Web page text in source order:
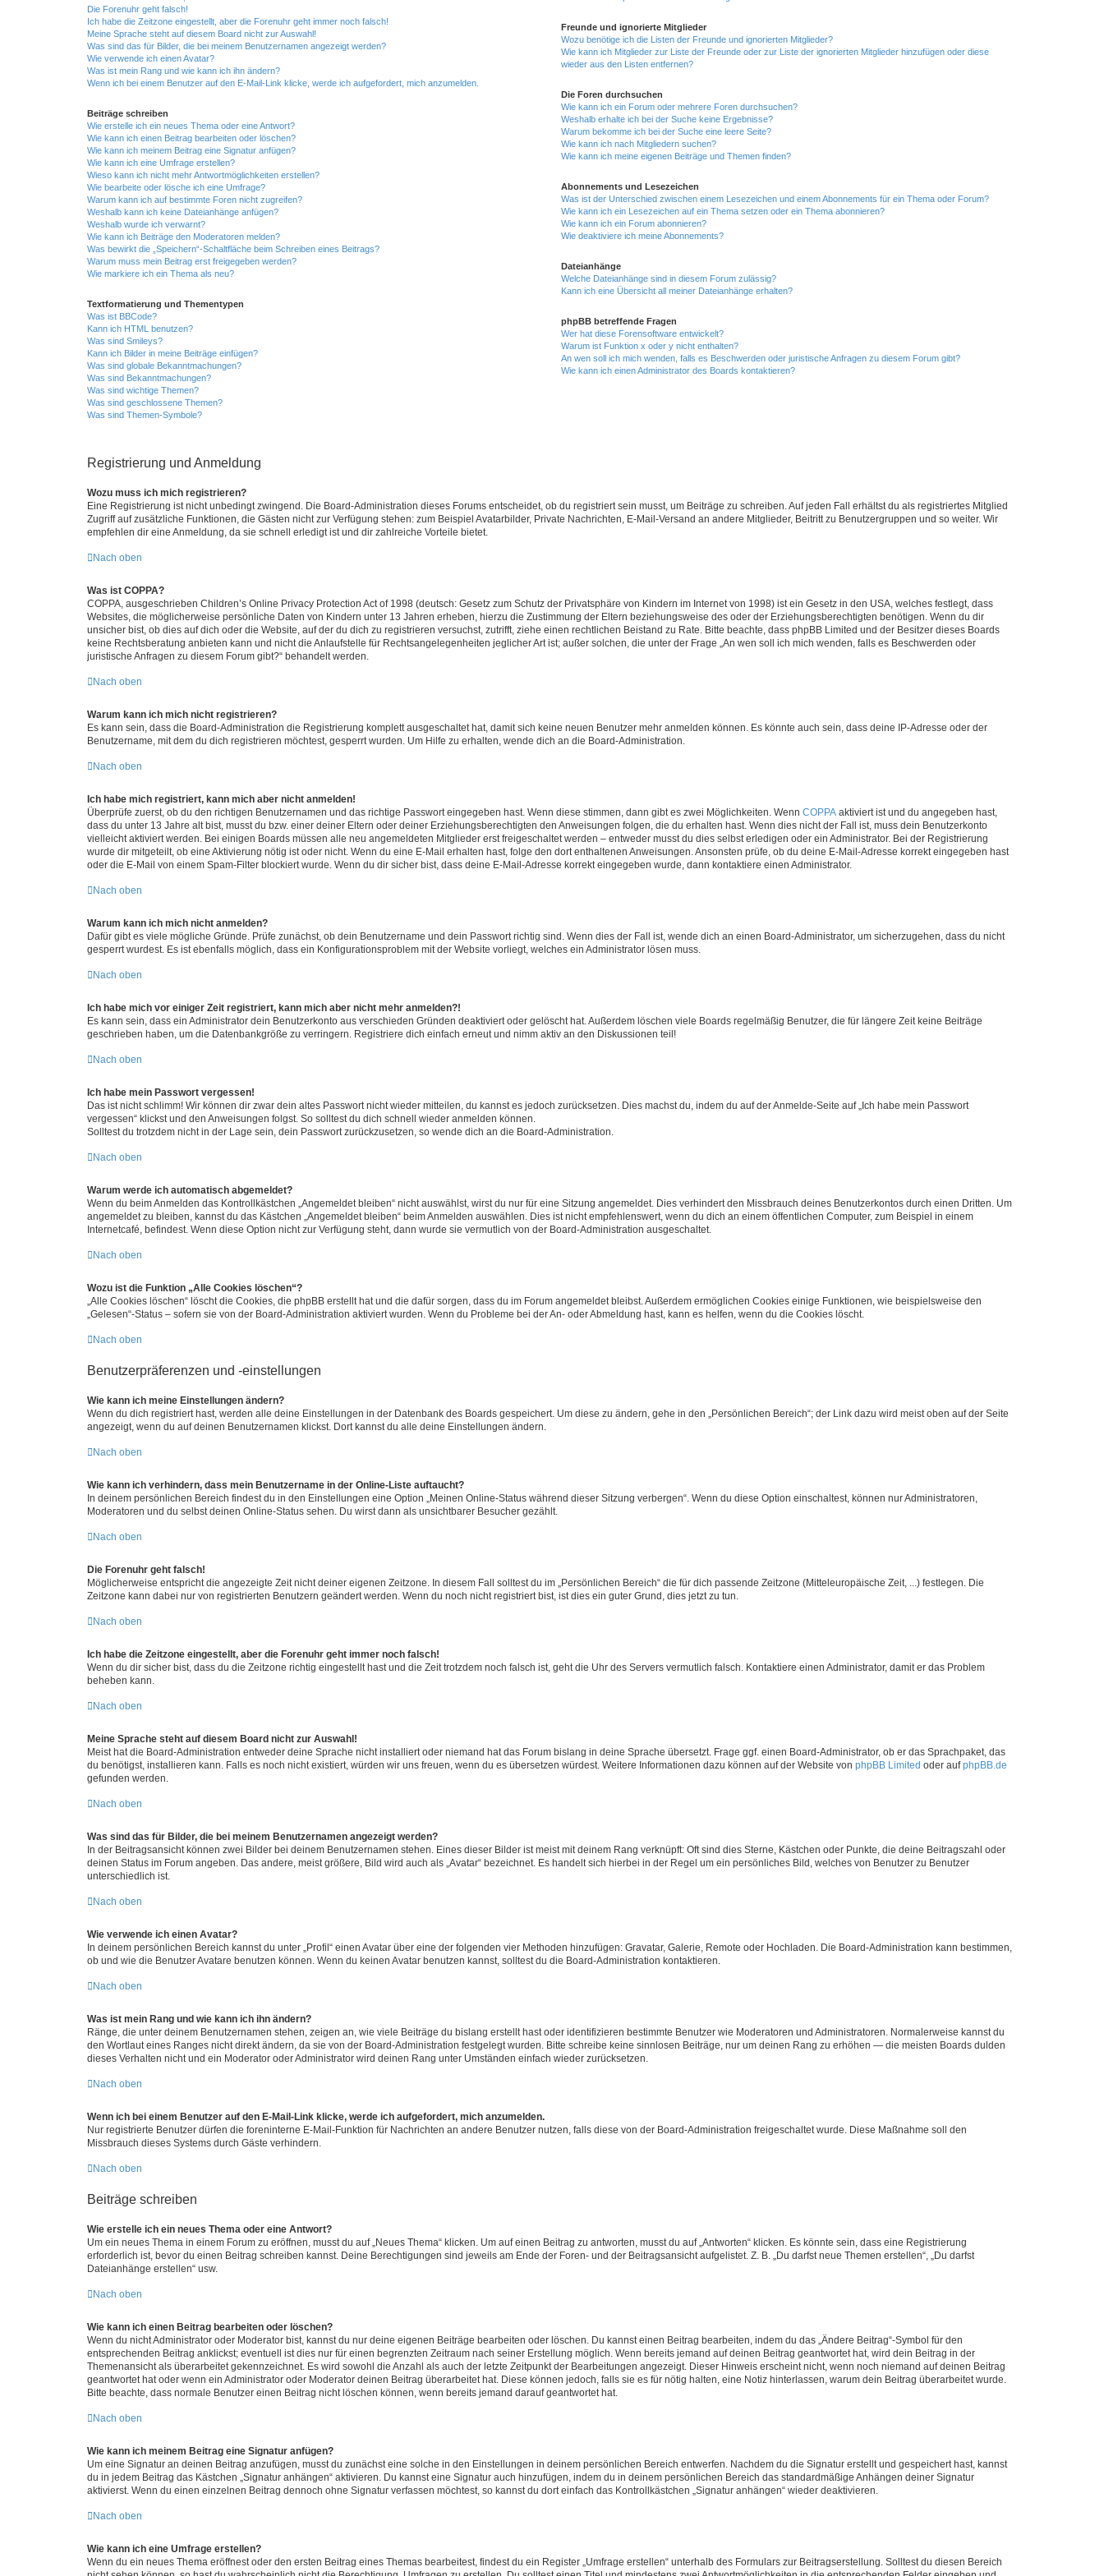
Die Forenuhr geht falsch!
Ich habe die Zeitzone eingestellt, aber die Forenuhr geht immer noch falsch!
Meine Sprache steht auf diesem Board nicht zur Auswahl!
Was sind das für Bilder, die bei meinem Benutzernamen angezeigt werden?
Wie verwende ich einen Avatar?
Was ist mein Rang und wie kann ich ihn ändern?
Wenn ich bei einem Benutzer auf den E-Mail-Link klicke, werde ich aufgefordert, mich anzumelden.
Beiträge schreiben
Wie erstelle ich ein neues Thema oder eine Antwort?
Wie kann ich einen Beitrag bearbeiten oder löschen?
Wie kann ich meinem Beitrag eine Signatur anfügen?
Wie kann ich eine Umfrage erstellen?
Wieso kann ich nicht mehr Antwortmöglichkeiten erstellen?
Wie bearbeite oder lösche ich eine Umfrage?
Warum kann ich auf bestimmte Foren nicht zugreifen?
Weshalb kann ich keine Dateianhänge anfügen?
Weshalb wurde ich verwarnt?
Wie kann ich Beiträge den Moderatoren melden?
Was bewirkt die „Speichern“-Schaltfläche beim Schreiben eines Beitrags?
Warum muss mein Beitrag erst freigegeben werden?
Wie markiere ich ein Thema als neu?
Textformatierung und Thementypen
Was ist BBCode?
Kann ich HTML benutzen?
Was sind Smileys?
Kann ich Bilder in meine Beiträge einfügen?
Was sind globale Bekanntmachungen?
Was sind Bekanntmachungen?
Was sind wichtige Themen?
Was sind geschlossene Themen?
Was sind Themen-Symbole?
Freunde und ignorierte Mitglieder
Wozu benötige ich die Listen der Freunde und ignorierten Mitglieder?
Wie kann ich Mitglieder zur Liste der Freunde oder zur Liste der ignorierten Mitglieder hinzufügen oder diese
wieder aus den Listen entfernen?
Die Foren durchsuchen
Wie kann ich ein Forum oder mehrere Foren durchsuchen?
Weshalb erhalte ich bei der Suche keine Ergebnisse?
Warum bekomme ich bei der Suche eine leere Seite?
Wie kann ich nach Mitgliedern suchen?
Wie kann ich meine eigenen Beiträge und Themen finden?
Abonnements und Lesezeichen
Was ist der Unterschied zwischen einem Lesezeichen und einem Abonnements für ein Thema oder Forum?
Wie kann ich ein Lesezeichen auf ein Thema setzen oder ein Thema abonnieren?
Wie kann ich ein Forum abonnieren?
Wie deaktiviere ich meine Abonnements?
Dateianhänge
Welche Dateianhänge sind in diesem Forum zulässig?
Kann ich eine Übersicht all meiner Dateianhänge erhalten?
phpBB betreffende Fragen
Wer hat diese Forensoftware entwickelt?
Warum ist Funktion x oder y nicht enthalten?
An wen soll ich mich wenden, falls es Beschwerden oder juristische Anfragen zu diesem Forum gibt?
Wie kann ich einen Administrator des Boards kontaktieren?
Registrierung und Anmeldung
Wozu muss ich mich registrieren?
Eine Registrierung ist nicht unbedingt zwingend. Die Board-Administration dieses Forums entscheidet, ob du registriert sein musst, um Beiträge zu schreiben. Auf jeden Fall erhältst du als registriertes Mitglied
Zugriff auf zusätzliche Funktionen, die Gästen nicht zur Verfügung stehen: zum Beispiel Avatarbilder, Private Nachrichten, E-Mail-Versand an andere Mitglieder, Beitritt zu Benutzergruppen und so weiter. Wir
empfehlen dir eine Anmeldung, da sie schnell erledigt ist und dir zahlreiche Vorteile bietet.
Nach oben
Was ist COPPA?
COPPA, ausgeschrieben Children’s Online Privacy Protection Act of 1998 (deutsch: Gesetz zum Schutz der Privatsphäre von Kindern im Internet von 1998) ist ein Gesetz in den USA, welches festlegt, dass
Websites, die möglicherweise persönliche Daten von Kindern unter 13 Jahren erheben, hierzu die Zustimmung der Eltern beziehungsweise des oder der Erziehungsberechtigten benötigen. Wenn du dir
unsicher bist, ob dies auf dich oder die Website, auf der du dich zu registrieren versuchst, zutrifft, ziehe einen rechtlichen Beistand zu Rate. Bitte beachte, dass phpBB Limited und der Besitzer dieses Boards
keine Rechtsberatung anbieten kann und nicht die Anlaufstelle für Rechtsangelegenheiten jeglicher Art ist; außer solchen, die unter der Frage „An wen soll ich mich wenden, falls es Beschwerden oder
juristische Anfragen zu diesem Forum gibt?“ behandelt werden.
Nach oben
Warum kann ich mich nicht registrieren?
Es kann sein, dass die Board-Administration die Registrierung komplett ausgeschaltet hat, damit sich keine neuen Benutzer mehr anmelden können. Es könnte auch sein, dass deine IP-Adresse oder der
Benutzername, mit dem du dich registrieren möchtest, gesperrt wurden. Um Hilfe zu erhalten, wende dich an die Board-Administration.
Nach oben
Ich habe mich registriert, kann mich aber nicht anmelden!
Überprüfe zuerst, ob du den richtigen Benutzernamen und das richtige Passwort eingegeben hast. Wenn diese stimmen, dann gibt es zwei Möglichkeiten. Wenn COPPA aktiviert ist und du angegeben hast,
dass du unter 13 Jahre alt bist, musst du bzw. einer deiner Eltern oder deiner Erziehungsberechtigten den Anweisungen folgen, die du erhalten hast. Wenn dies nicht der Fall ist, muss dein Benutzerkonto
vielleicht aktiviert werden. Bei einigen Boards müssen alle neu angemeldeten Mitglieder erst freigeschaltet werden – entweder musst du dies selbst erledigen oder ein Administrator. Bei der Registrierung
wurde dir mitgeteilt, ob eine Aktivierung nötig ist oder nicht. Wenn du eine E-Mail erhalten hast, folge den dort enthaltenen Anweisungen. Ansonsten prüfe, ob du deine E-Mail-Adresse korrekt eingegeben hast
oder die E-Mail von einem Spam-Filter blockiert wurde. Wenn du dir sicher bist, dass deine E-Mail-Adresse korrekt eingegeben wurde, dann kontaktiere einen Administrator.
Nach oben
Warum kann ich mich nicht anmelden?
Dafür gibt es viele mögliche Gründe. Prüfe zunächst, ob dein Benutzername und dein Passwort richtig sind. Wenn dies der Fall ist, wende dich an einen Board-Administrator, um sicherzugehen, dass du nicht
gesperrt wurdest. Es ist ebenfalls möglich, dass ein Konfigurationsproblem mit der Website vorliegt, welches ein Administrator lösen muss.
Nach oben
Ich habe mich vor einiger Zeit registriert, kann mich aber nicht mehr anmelden?!
Es kann sein, dass ein Administrator dein Benutzerkonto aus verschieden Gründen deaktiviert oder gelöscht hat. Außerdem löschen viele Boards regelmäßig Benutzer, die für längere Zeit keine Beiträge
geschrieben haben, um die Datenbankgröße zu verringern. Registriere dich einfach erneut und nimm aktiv an den Diskussionen teil!
Nach oben
Ich habe mein Passwort vergessen!
Das ist nicht schlimm! Wir können dir zwar dein altes Passwort nicht wieder mitteilen, du kannst es jedoch zurücksetzen. Dies machst du, indem du auf der Anmelde-Seite auf „Ich habe mein Passwort
vergessen“ klickst und den Anweisungen folgst. So solltest du dich schnell wieder anmelden können.
Solltest du trotzdem nicht in der Lage sein, dein Passwort zurückzusetzen, so wende dich an die Board-Administration.
Nach oben
Warum werde ich automatisch abgemeldet?
Wenn du beim Anmelden das Kontrollkästchen „Angemeldet bleiben“ nicht auswählst, wirst du nur für eine Sitzung angemeldet. Dies verhindert den Missbrauch deines Benutzerkontos durch einen Dritten. Um
angemeldet zu bleiben, kannst du das Kästchen „Angemeldet bleiben“ beim Anmelden auswählen. Dies ist nicht empfehlenswert, wenn du dich an einem öffentlichen Computer, zum Beispiel in einem
Internetcafé, befindest. Wenn diese Option nicht zur Verfügung steht, dann wurde sie vermutlich von der Board-Administration ausgeschaltet.
Nach oben
Wozu ist die Funktion „Alle Cookies löschen“?
„Alle Cookies löschen“ löscht die Cookies, die phpBB erstellt hat und die dafür sorgen, dass du im Forum angemeldet bleibst. Außerdem ermöglichen Cookies einige Funktionen, wie beispielsweise den
„Gelesen“-Status – sofern sie von der Board-Administration aktiviert wurden. Wenn du Probleme bei der An- oder Abmeldung hast, kann es helfen, wenn du die Cookies löscht.
Nach oben
Benutzerpräferenzen und -einstellungen
Wie kann ich meine Einstellungen ändern?
Wenn du dich registriert hast, werden alle deine Einstellungen in der Datenbank des Boards gespeichert. Um diese zu ändern, gehe in den „Persönlichen Bereich“; der Link dazu wird meist oben auf der Seite
angezeigt, wenn du auf deinen Benutzernamen klickst. Dort kannst du alle deine Einstellungen ändern.
Nach oben
Wie kann ich verhindern, dass mein Benutzername in der Online-Liste auftaucht?
In deinem persönlichen Bereich findest du in den Einstellungen eine Option „Meinen Online-Status während dieser Sitzung verbergen“. Wenn du diese Option einschaltest, können nur Administratoren,
Moderatoren und du selbst deinen Online-Status sehen. Du wirst dann als unsichtbarer Besucher gezählt.
Nach oben
Die Forenuhr geht falsch!
Möglicherweise entspricht die angezeigte Zeit nicht deiner eigenen Zeitzone. In diesem Fall solltest du im „Persönlichen Bereich“ die für dich passende Zeitzone (Mitteleuropäische Zeit, ...) festlegen. Die
Zeitzone kann dabei nur von registrierten Benutzern geändert werden. Wenn du noch nicht registriert bist, ist dies ein guter Grund, dies jetzt zu tun.
Nach oben
Ich habe die Zeitzone eingestellt, aber die Forenuhr geht immer noch falsch!
Wenn du dir sicher bist, dass du die Zeitzone richtig eingestellt hast und die Zeit trotzdem noch falsch ist, geht die Uhr des Servers vermutlich falsch. Kontaktiere einen Administrator, damit er das Problem
beheben kann.
Nach oben
Meine Sprache steht auf diesem Board nicht zur Auswahl!
Meist hat die Board-Administration entweder deine Sprache nicht installiert oder niemand hat das Forum bislang in deine Sprache übersetzt. Frage ggf. einen Board-Administrator, ob er das Sprachpaket, das
du benötigst, installieren kann. Falls es noch nicht existiert, würden wir uns freuen, wenn du es übersetzen würdest. Weitere Informationen dazu können auf der Website von phpBB Limited oder aufphpBB.de
gefunden werden.
Nach oben
Was sind das für Bilder, die bei meinem Benutzernamen angezeigt werden?
In der Beitragsansicht können zwei Bilder bei deinem Benutzernamen stehen. Eines dieser Bilder ist meist mit deinem Rang verknüpft: Oft sind dies Sterne, Kästchen oder Punkte, die deine Beitragszahl oder
deinen Status im Forum angeben. Das andere, meist größere, Bild wird auch als „Avatar“ bezeichnet. Es handelt sich hierbei in der Regel um ein persönliches Bild, welches von Benutzer zu Benutzer
unterschiedlich ist.
Nach oben
Wie verwende ich einen Avatar?
In deinem persönlichen Bereich kannst du unter „Profil“ einen Avatar über eine der folgenden vier Methoden hinzufügen: Gravatar, Galerie, Remote oder Hochladen. Die Board-Administration kann bestimmen,
ob und wie die Benutzer Avatare benutzen können. Wenn du keinen Avatar benutzen kannst, solltest du die Board-Administration kontaktieren.
Nach oben
Was ist mein Rang und wie kann ich ihn ändern?
Ränge, die unter deinem Benutzernamen stehen, zeigen an, wie viele Beiträge du bislang erstellt hast oder identifizieren bestimmte Benutzer wie Moderatoren und Administratoren. Normalerweise kannst du
den Wortlaut eines Ranges nicht direkt ändern, da sie von der Board-Administration festgelegt wurden. Bitte schreibe keine sinnlosen Beiträge, nur um deinen Rang zu erhöhen — die meisten Boards dulden
dieses Verhalten nicht und ein Moderator oder Administrator wird deinen Rang unter Umständen einfach wieder zurücksetzen.
Nach oben
Wenn ich bei einem Benutzer auf den E-Mail-Link klicke, werde ich aufgefordert, mich anzumelden.
Nur registrierte Benutzer dürfen die foreninterne E-Mail-Funktion für Nachrichten an andere Benutzer nutzen, falls diese von der Board-Administration freigeschaltet wurde. Diese Maßnahme soll den
Missbrauch dieses Systems durch Gäste verhindern.
Nach oben
Beiträge schreiben
Wie erstelle ich ein neues Thema oder eine Antwort?
Um ein neues Thema in einem Forum zu eröffnen, musst du auf „Neues Thema“ klicken. Um auf einen Beitrag zu antworten, musst du auf „Antworten“ klicken. Es könnte sein, dass eine Registrierung
erforderlich ist, bevor du einen Beitrag schreiben kannst. Deine Berechtigungen sind jeweils am Ende der Foren- und der Beitragsansicht aufgelistet. Z. B. „Du darfst neue Themen erstellen“, „Du darfst
Dateianhänge erstellen“ usw.
Nach oben
Wie kann ich einen Beitrag bearbeiten oder löschen?
Wenn du nicht Administrator oder Moderator bist, kannst du nur deine eigenen Beiträge bearbeiten oder löschen. Du kannst einen Beitrag bearbeiten, indem du das „Ändere Beitrag“-Symbol für den
entsprechenden Beitrag anklickst; eventuell ist dies nur für einen begrenzten Zeitraum nach seiner Erstellung möglich. Wenn bereits jemand auf deinen Beitrag geantwortet hat, wird dein Beitrag in der
Themenansicht als überarbeitet gekennzeichnet. Es wird sowohl die Anzahl als auch der letzte Zeitpunkt der Bearbeitungen angezeigt. Dieser Hinweis erscheint nicht, wenn noch niemand auf deinen Beitrag
geantwortet hat oder wenn ein Administrator oder Moderator deinen Beitrag überarbeitet hat. Diese können jedoch, falls sie es für nötig halten, eine Notiz hinterlassen, warum dein Beitrag überarbeitet wurde.
Bitte beachte, dass normale Benutzer einen Beitrag nicht löschen können, wenn bereits jemand darauf geantwortet hat.
Nach oben
Wie kann ich meinem Beitrag eine Signatur anfügen?
Um eine Signatur an deinen Beitrag anzufügen, musst du zunächst eine solche in den Einstellungen in deinem persönlichen Bereich entwerfen. Nachdem du die Signatur erstellt und gespeichert hast, kannst
du in jedem Beitrag das Kästchen „Signatur anhängen“ aktivieren. Du kannst eine Signatur auch hinzufügen, indem du in deinem persönlichen Bereich das standardmäßige Anhängen deiner Signatur
aktivierst. Wenn du einen einzelnen Beitrag dennoch ohne Signatur verfassen möchtest, so kannst du dort einfach das Kontrollkästchen „Signatur anhängen“ wieder deaktivieren.
Nach oben
Wie kann ich eine Umfrage erstellen?
Wenn du ein neues Thema eröffnest oder den ersten Beitrag eines Themas bearbeitest, findest du ein Register „Umfrage erstellen“ unterhalb des Formulars zur Beitragserstellung. Solltest du diesen Bereich